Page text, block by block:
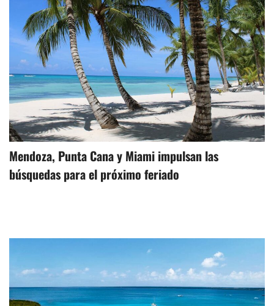
Mendoza, Punta Cana y Miami impulsan las
búsquedas para el próximo feriado